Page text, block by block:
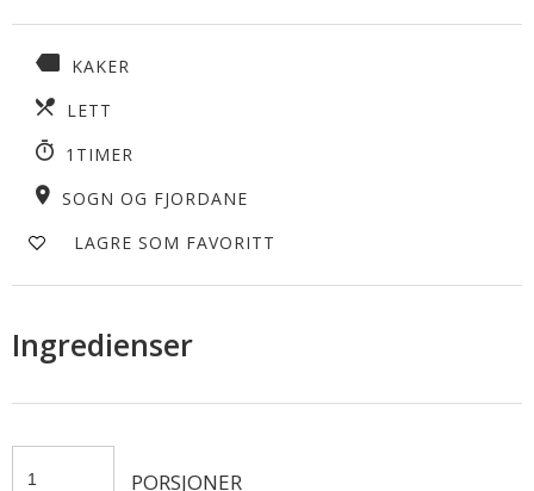
KAKER
LETT
1TIMER
SOGN OG FJORDANE
LAGRE SOM FAVORITT
Ingredienser
PORSJONER